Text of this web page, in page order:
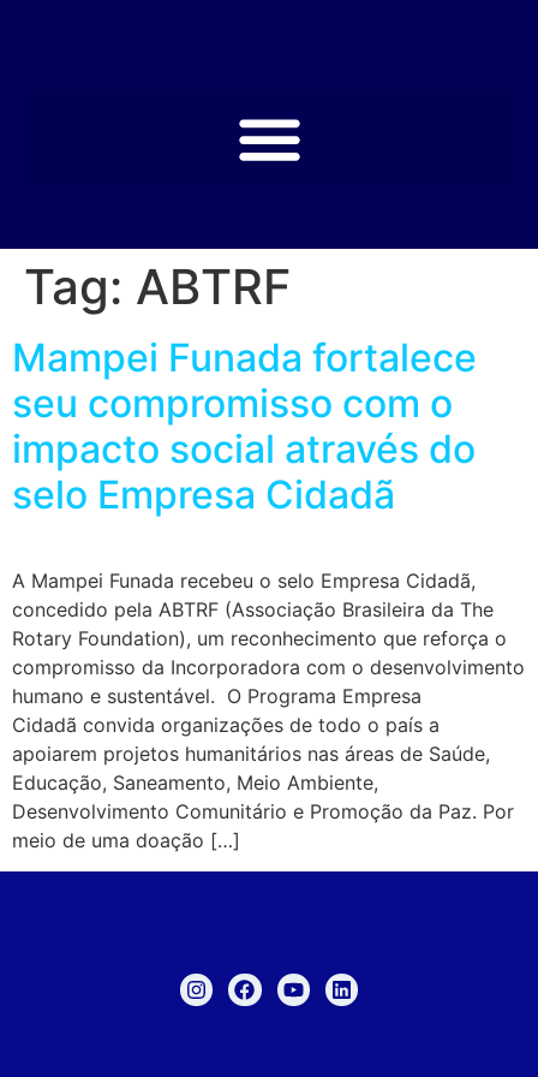
Tag: ABTRF
Mampei Funada fortalece
seu compromisso com o
impacto social através do
selo Empresa Cidadã
A Mampei Funada recebeu o selo Empresa Cidadã,
concedido pela ABTRF (Associação Brasileira da The
Rotary Foundation), um reconhecimento que reforça o
compromisso da Incorporadora com o desenvolvimento
humano e sustentável. O Programa Empresa
Cidadã convida organizações de todo o país a
apoiarem projetos humanitários nas áreas de Saúde,
Educação, Saneamento, Meio Ambiente,
Desenvolvimento Comunitário e Promoção da Paz. Por
meio de uma doação […]